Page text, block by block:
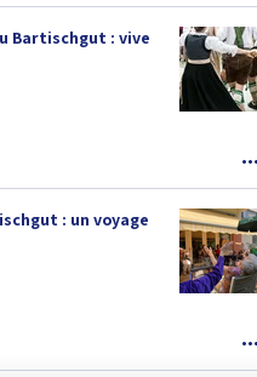
Bartischgut : vive
: un voyage